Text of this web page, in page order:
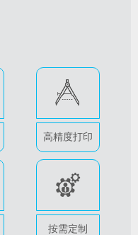
D
高精度打印
G
按需定制